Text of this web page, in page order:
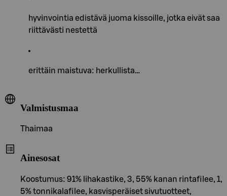
hyvinvointia edistävä juoma kissoille, jotka eivät saa
riittävästi nestettä
erittäin maistuva: herkullista…
Valmistusmaa
Thaimaa
Ainesosat
Koostumus: 91% lihakastike, 3, 55% kanan rintafilee, 1,
5% tonnikalafilee, kasvisperäiset sivutuotteet,